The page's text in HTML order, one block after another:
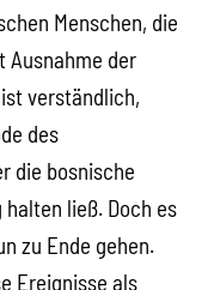
Menschen, die
Ausnahme der
verständlich,
des
die bosnische
ließ. Doch es
zu Ende gehen.
Ereignisse als